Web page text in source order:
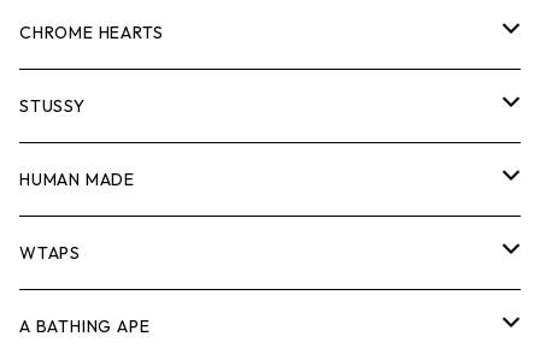
スウェット/ニット
シャツ
ジャケット
パンツ
キャップ・ハット
ロンTEE
スウェット/ニット
シャツ
ジャケット
パンツ
Tシャツ
ロンTEE
スウェット/ニット
シャツ
ジャケット
CHROME HEARTS
Tシャツ
ロンTEE
スウェット/ニット
シャツ
STUSSY
Tシャツ
ロンTEE
スウェット/ニット
HUMAN MADE
Tシャツ
ロンT
WTAPS
Tシャツ
A BATHING APE